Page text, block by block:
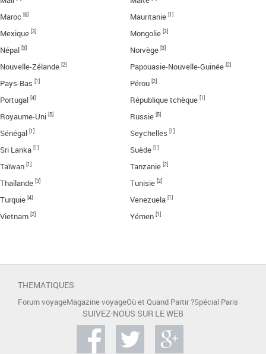
Maroc [6] Mauritanie [1]
Mexique [3] Mongolie [3]
Népal [3] Norvège [3]
Nouvelle-Zélande [2] Papouasie-Nouvelle-Guinée [2]
Pays-Bas [1] Pérou [2]
Portugal [4] République tchèque [1]
Royaume-Uni [5] Russie [5]
Sénégal [1] Seychelles [1]
Sri Lanka [1] Suède [1]
Taïwan [1] Tanzanie [2]
Thaïlande [3] Tunisie [2]
Turquie [4] Venezuela [1]
Vietnam [2] Yémen [1]
THEMATIQUES
Forum voyageMagazine voyageOù et Quand Partir ?Spécial Paris
SUIVEZ-NOUS SUR LE WEB